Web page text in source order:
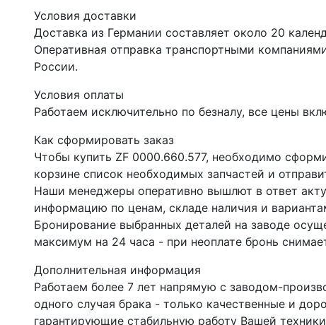
Условия доставки
Доставка из Германии составляет около 20
Оперативная отправка транспортными
России.
Условия оплаты
Работаем исключительно по безналу, все цены
Как сформировать заказ
Чтобы купить ZF 0000.660.577, необходимо
корзине список необходимых запчастей и
Наши менеджеры оперативно вышлют в ответ
информацию по ценам, складе наличия и
Бронирование выбранных деталей на заводе
максимум на 24 часа - при неоплате бронь
Дополнительная информация
Работаем более 7 лет напрямую с заводом-
одного случая брака - только качественные и
гарантирующие стабильную работу Вашей